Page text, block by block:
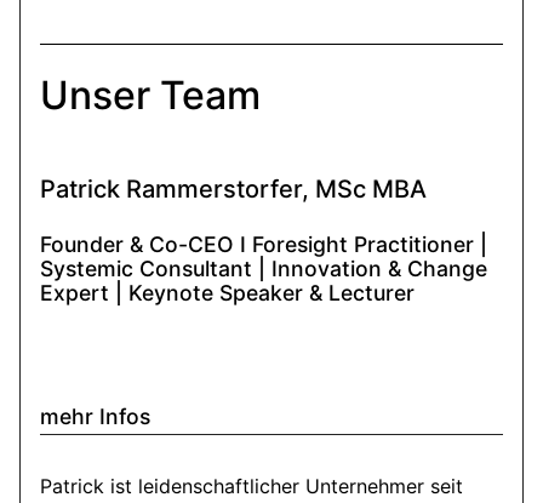
Unser Team
Patrick Rammerstorfer, MSc MBA
Founder & Co-CEO I Foresight Practitioner |
Systemic Consultant | Innovation & Change
Expert | Keynote Speaker & Lecturer
mehr Infos
Patrick ist leidenschaftlicher Unternehmer seit